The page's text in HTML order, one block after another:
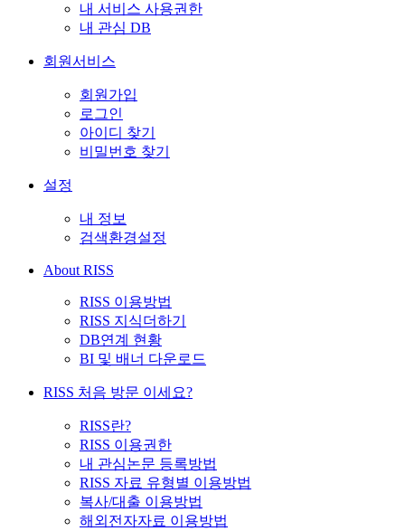
내 서비스 사용권한
내 관심 DB
회원서비스
회원가입
로그인
아이디 찾기
비밀번호 찾기
설정
내 정보
검색환경설정
About RISS
RISS 이용방법
RISS 지식더하기
DB연계 현황
BI 및 배너 다운로드
RISS 처음 방문 이세요?
RISS란?
RISS 이용권한
내 관심논문 등록방법
RISS 자료 유형별 이용방법
복사/대출 이용방법
해외전자자료 이용방법